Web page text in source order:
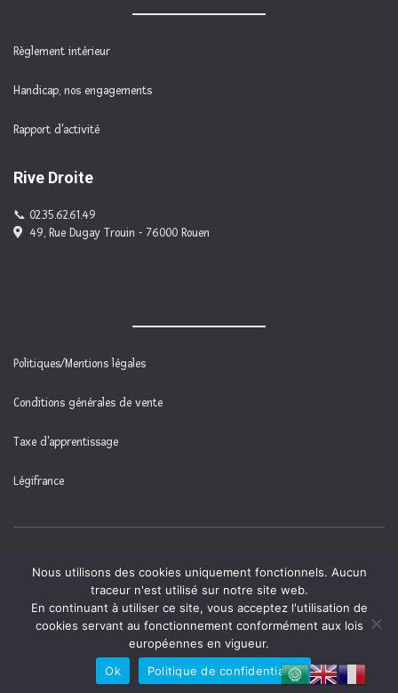
Règlement intérieur
Handicap, nos engagements
Rapport d'activité
Rive Droite
02.35.62.61.49
49, Rue Dugay Trouin - 76000 Rouen
Politiques/Mentions légales
Conditions générales de vente
Taxe d'apprentissage
Légifrance
Média Formation | Powered by WordPress
Nous utilisons des cookies uniquement fonctionnels. Aucun
traceur n'est utilisé sur notre site web.
En continuant à utiliser ce site, vous acceptez l'utilisation de
cookies servant au fonctionnement conformément aux lois
européennes en vigueur.
Ok
Politique de confidentialité